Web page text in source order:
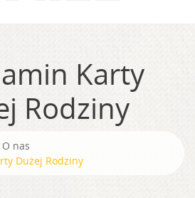
Karty
Rodziny
O nas
Dużej Rodziny